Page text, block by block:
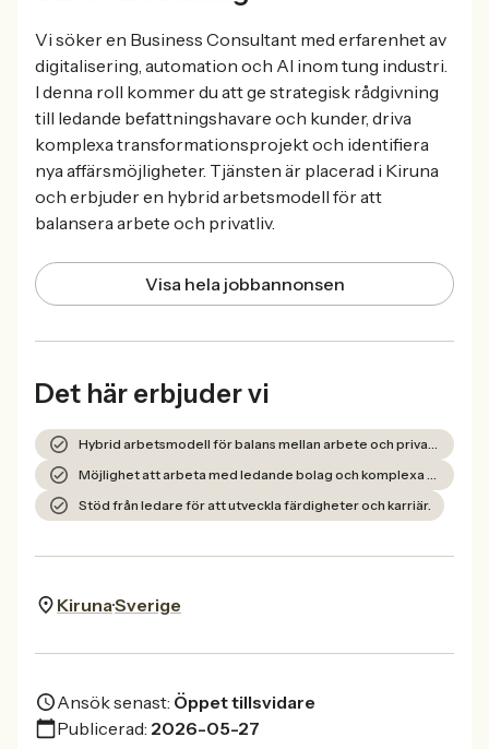
Vi söker en Business Consultant med erfarenhet av
digitalisering, automation och AI inom tung industri.
I denna roll kommer du att ge strategisk rådgivning
till ledande befattningshavare och kunder, driva
komplexa transformationsprojekt och identifiera
nya affärsmöjligheter. Tjänsten är placerad i Kiruna
och erbjuder en hybrid arbetsmodell för att
balansera arbete och privatliv.
Visa hela jobbannonsen
Det här erbjuder vi
Hybrid arbetsmodell för balans mellan arbete och privatliv.
Möjlighet att arbeta med ledande bolag och komplexa projekt.
Stöd från ledare för att utveckla färdigheter och karriär.
KirunaSverige
Ansök senast: Öppet tillsvidare
Publicerad: 2026-05-27